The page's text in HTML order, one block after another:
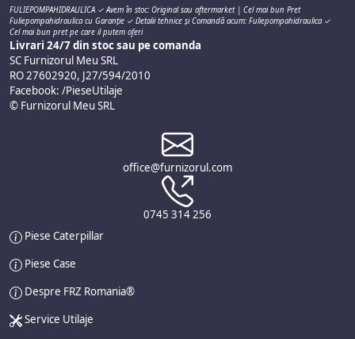
FULIEPOMPAHIDRAULICA ✓ Avem în stoc: Original sau aftermarket | Cel mai bun Pret
Fuliepompahidraulica cu Garanție ✓ Detalii tehnice și Comandă acum: Fuliepompahidraulica ✓
Cel mai bun pret pe care il putem oferi
Livrari 24/7 din stoc sau pe comanda
SC Furnizorul Meu SRL
RO 27602920, J27/594/2010
Facebook: /PieseUtilaje
© Furnizorul Meu SRL
office@furnizorul.com
0745 314 256
Piese Caterpillar
Piese Case
Despre FRZ Romania®
Service Utilaje